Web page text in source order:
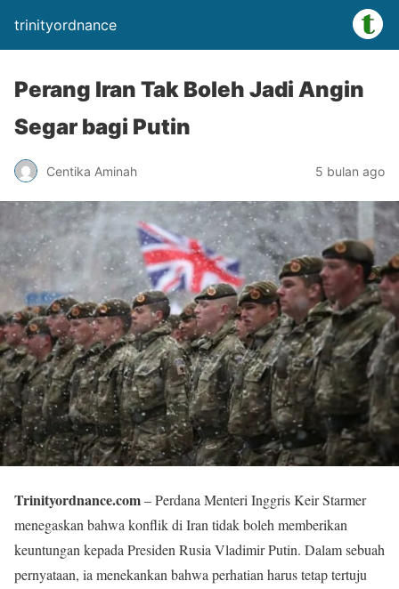
trinityordnance
Perang Iran Tak Boleh Jadi Angin
Segar bagi Putin
Centika Aminah 5 bulan ago
Trinityordnance.com– Perdana Menteri Inggris Keir Starmer
menegaskan bahwa konflik di Iran tidak boleh memberikan
keuntungan kepada Presiden Rusia Vladimir Putin. Dalam sebuah
pernyataan, ia menekankan bahwa perhatian harus tetap tertuju